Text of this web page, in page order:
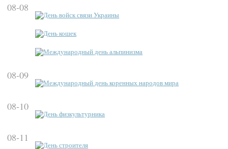
08-08
День войск связи Украины
День кошек
Международный день альпинизма
08-09
Международный день коренных народов мира
08-10
День физкультурника
08-11
День строителя